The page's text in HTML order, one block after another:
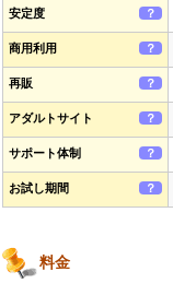
安定度 ？
商用利用 ？
再販 ？
アダルトサイト ？
サポート体制 ？
お試し期間 ？
料金